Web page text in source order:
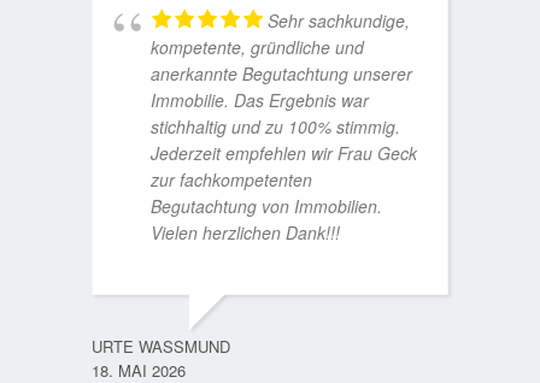
Sehr sachkundige,
kompetente, gründliche und
anerkannte Begutachtung unserer
Immobilie. Das Ergebnis war
stichhaltig und zu 100% stimmig.
Jederzeit empfehlen wir Frau Geck
zur fachkompetenten
Begutachtung von Immobilien.
Vielen herzlichen Dank!!!
URTE WASSMUND
18. MAI 2026